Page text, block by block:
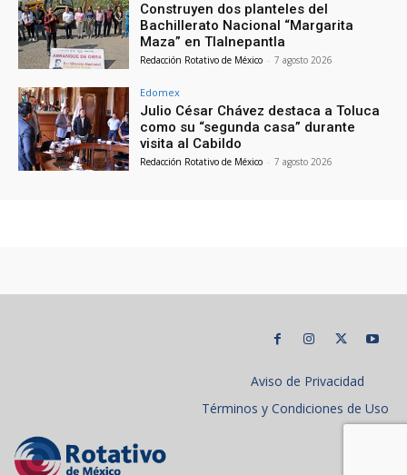
Construyen dos planteles del
Bachillerato Nacional “Margarita
Maza” en Tlalnepantla
Redacción Rotativo de México - 7 agosto 2026
Edomex
Julio César Chávez destaca a Toluca
como su “segunda casa” durante
visita al Cabildo
Redacción Rotativo de México - 7 agosto 2026
Aviso de Privacidad
Términos y Condiciones de Uso